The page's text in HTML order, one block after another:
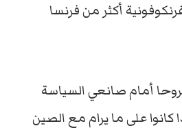
أكثر من فرنسا
أمام صانعي السياسة
كانوا على ما يرام مع الصين